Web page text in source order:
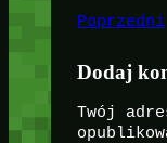
Poprzedni
Dodaj
Twój